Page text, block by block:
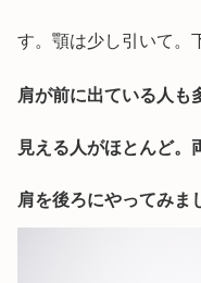
す。顎は少し引いて。
肩が前に出ている人も
見える人がほとんど。
肩を後ろにやってみま